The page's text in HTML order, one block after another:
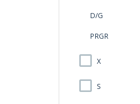
D/G
PRGR
X
S